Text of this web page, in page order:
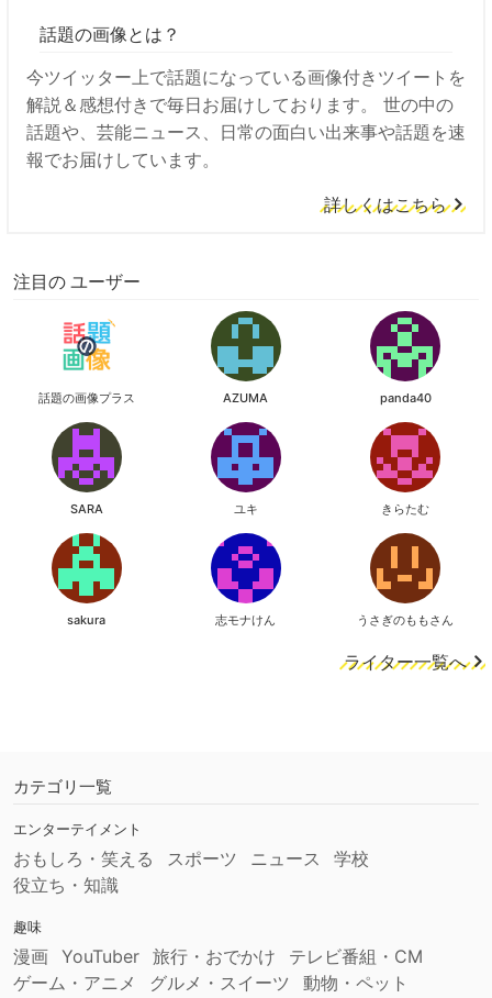
話題の画像とは？
今ツイッター上で話題になっている画像付きツイートを
解説＆感想付きで毎日お届けしております。 世の中の
話題や、芸能ニュース、日常の面白い出来事や話題を速
報でお届けしています。
詳しくはこちら
注目の ユーザー
話題の画像プラス AZUMA panda40
SARA ユキ きらたむ
sakura 志モナけん うさぎのももさん
ライター一覧へ
カテゴリ一覧
エンターテイメント
おもしろ・笑える スポーツ ニュース
学校
役立ち・知識
趣味
漫画 YouTuber 旅行・おでかけ
テレビ番組・CM
ゲーム・アニメ
グルメ・スイーツ 動物・ペット